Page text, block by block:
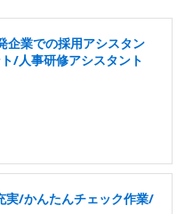
企業での採用アシスタン
/人事研修アシスタント
実/かんたんチェック作業/